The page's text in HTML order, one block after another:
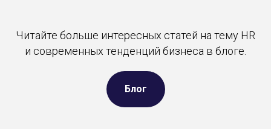
Читайте больше интересных статей на тему HR
и современных тенденций бизнеса в блоге.
Блог